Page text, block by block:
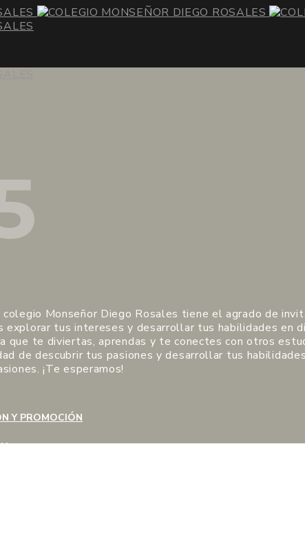
Y PROMOCIÓN
Monseñor Diego Rosales tiene el agrado de
explorar tus intereses y desarrollar tus habilidades en
que te diviertas, aprendas y te conectes con otros
de descubrir tus pasiones y desarrollar tus
¡Te esperamos!